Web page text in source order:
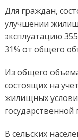
Для граждан,
улучшении
эксплуатацию
31% от общего
Из общего
состоящих на
жилищных
В сельских